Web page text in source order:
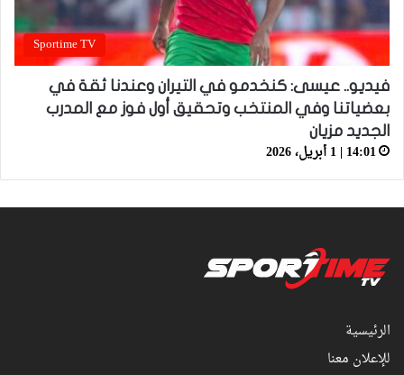
Sportime TV
فيديو.. عيسى: كنخدمو في التيران وعندنا ثقة في
بعضياتنا وفي المنتخب وتحقيق أول فوز مع المدرب
الجديد مزيان
14:01 | 1 أبريل، 2026
الرئيسية
للإعلان معنا